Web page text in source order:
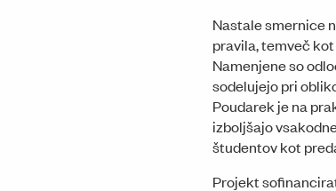
Nastale smernice
pravila, temveč
Namenjene so
sodelujejo pri
Poudarek je na
izboljšajo
študentov kot
Projekt